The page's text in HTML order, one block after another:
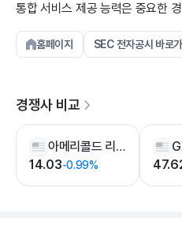
통합 서비스 제공 능력은 중요한
홈페이지 SEC 전자공시 바로가
경쟁사 비교
아메리콜드 리얼티 트러스트
14.03-0.99%